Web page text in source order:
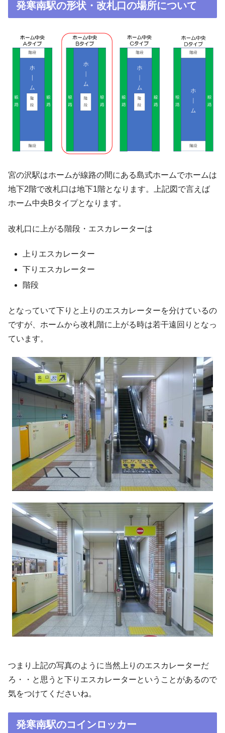
発寒南駅の形状・改札口の場所について
宮の沢駅はホームが線路の間にある島式ホームでホームは
地下2階で改札口は地下1階となります。上記図で言えば
ホーム中央Bタイプとなります。
改札口に上がる階段・エスカレーターは
上りエスカレーター
下りエスカレーター
階段
となっていて下りと上りのエスカレーターを分けているの
ですが、ホームから改札階に上がる時は若干遠回りとなっ
ています。
つまり上記の写真のように当然上りのエスカレーターだ
ろ・・と思うと下りエスカレーターということがあるので
気をつけてくださいね。
発寒南駅のコインロッカー